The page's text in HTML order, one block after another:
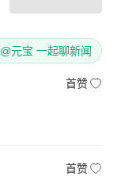
@元宝 一起聊新闻
首赞
首赞